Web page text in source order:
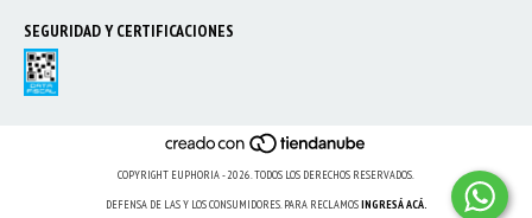
SEGURIDAD Y CERTIFICACIONES
COPYRIGHT EUPHORIA - 2026. TODOS LOS DERECHOS RESERVADOS.
DEFENSA DE LAS Y LOS CONSUMIDORES. PARA RECLAMOSINGRESÁ ACÁ.